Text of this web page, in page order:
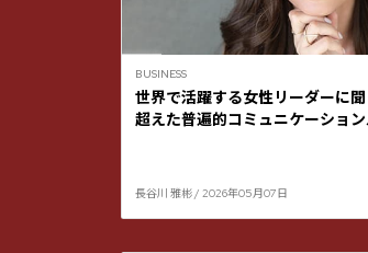
BUSINESS
世界で活躍する女性リーダーに聞
超えた普遍的コミュニケーション
長谷川 雅彬 / 2026年05月07日